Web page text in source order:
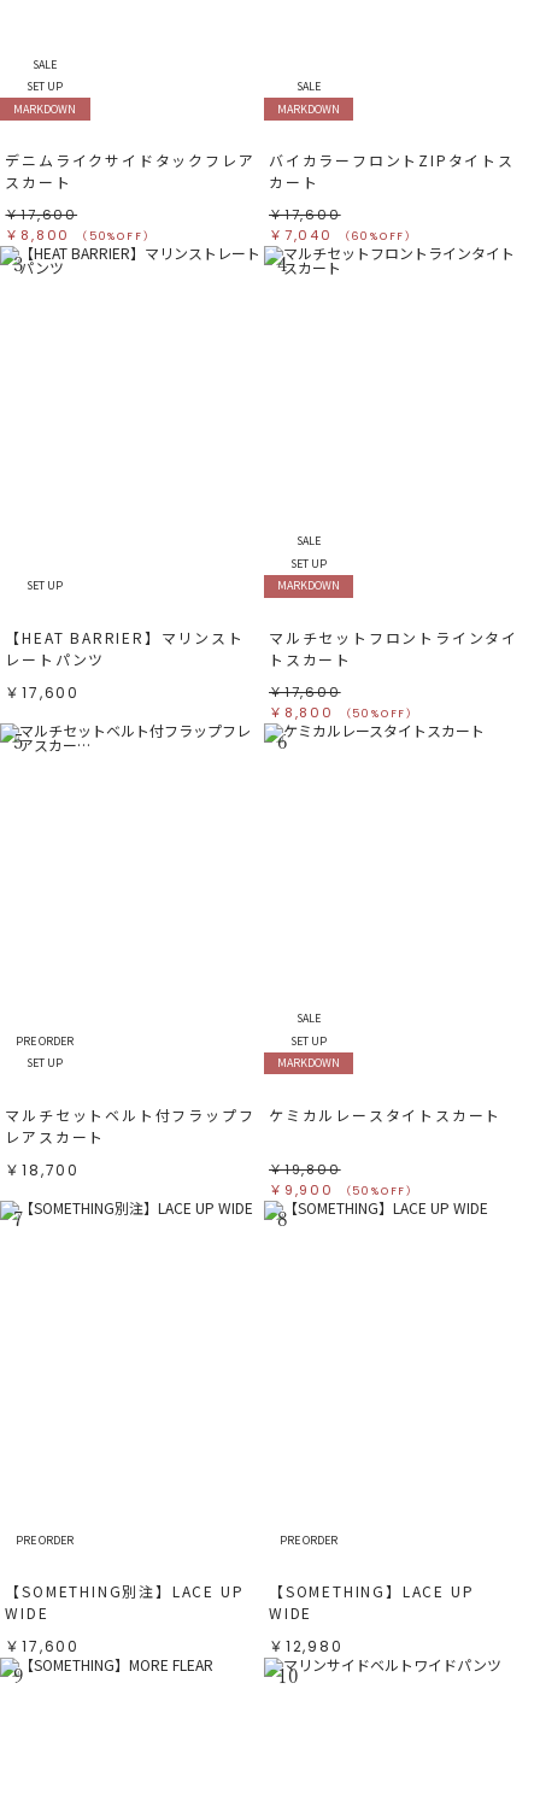
SALE
SET UP
MARKDOWN
デニムライクサイドタックフレア
スカート
￥17,600
￥8,800
（50%OFF）
SALE
MARKDOWN
バイカラーフロントZIPタイトス
カート
￥17,600
￥7,040
（60%OFF）
3
SET UP
【HEAT BARRIER】マリンスト
レートパンツ
￥17,600
4
SALE
SET UP
MARKDOWN
マルチセットフロントラインタイ
トスカート
￥17,600
￥8,800
（50%OFF）
5
PRE ORDER
SET UP
マルチセットベルト付フラップフ
レアスカート
￥18,700
6
SALE
SET UP
MARKDOWN
ケミカルレースタイトスカート
￥19,800
￥9,900
（50%OFF）
7
PRE ORDER
【SOMETHING別注】LACE UP
WIDE
￥17,600
8
PRE ORDER
【SOMETHING】LACE UP
WIDE
￥12,980
9 10